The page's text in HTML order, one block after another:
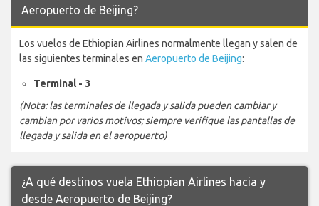
Aeropuerto de Beijing?
Los vuelos de Ethiopian Airlines normalmente llegan y salen de
las siguientes terminales en Aeropuerto de Beijing:
Terminal - 3
(Nota: las terminales de llegada y salida pueden cambiar y
cambian por varios motivos; siempre verifique las pantallas de
llegada y salida en el aeropuerto)
¿A qué destinos vuela Ethiopian Airlines hacia y
desde Aeropuerto de Beijing?